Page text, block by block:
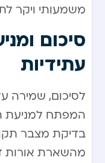
משמעותי ויקר
סיכום
עתידיות
לסיכום, שמירה
המפתח למניעת
בדיקת מצבר
מהשארת אורות